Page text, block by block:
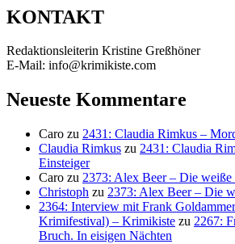
KONTAKT
Redaktionsleiterin Kristine Greßhöner
E-Mail: info@krimikiste.com
Neueste Kommentare
Caro zu 2431: Claudia Rimkus –
Claudia Rimkus zu 2431: Claudia
Einsteiger
Caro zu 2373: Alex Beer – Die weiße
Christoph zu 2373: Alex Beer – Die
2364: Interview mit Frank
Krimifestival) – Krimikiste zu 2267:
Bruch. In eisigen Nächten